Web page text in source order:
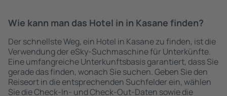
Wie kann man das Hotel in in Kasane finden?
Der schnellste Weg, ein Hotel in Kasane zu finden, ist die
Verwendung der eSky-Suchmaschine für Unterkünfte.
Eine umfangreiche Unterkunftsbasis garantiert, dass Sie
gerade das finden, wonach Sie suchen. Geben Sie den
Reiseort in die entsprechenden Suchfelder ein, wählen
Sie die Check-In- und Check-Out-Daten sowie die